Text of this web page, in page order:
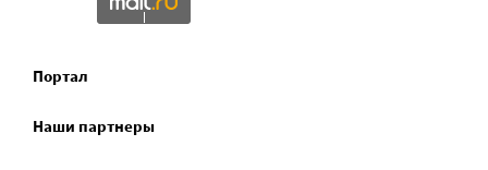
Портал
Наши партнеры